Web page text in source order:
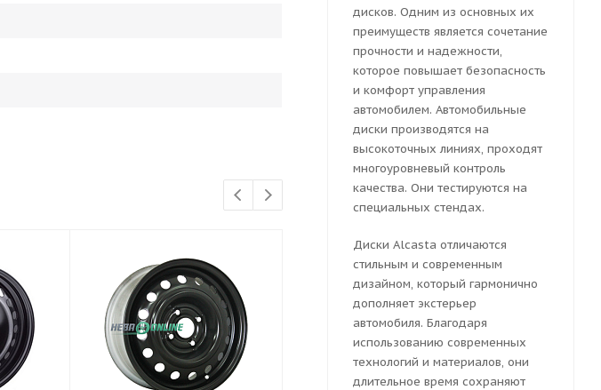
дисков. Одним из основных их
преимуществ является сочетание
прочности и надежности,
которое повышает безопасность
и комфорт управления
автомобилем. Автомобильные
диски производятся на
высокоточных линиях, проходят
многоуровневый контроль
качества. Они тестируются на
специальных стендах.
Диски Alcasta отличаются
стильным и современным
дизайном, который гармонично
дополняет экстерьер
автомобиля. Благодаря
использованию современных
технологий и материалов, они
длительное время сохраняют